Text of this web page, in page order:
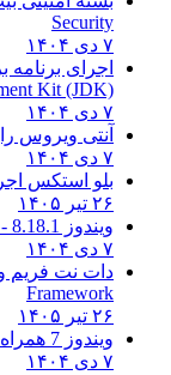
Security
۷ دی ۱۴۰۴
اجرای
Kit (JDK)
۷ دی ۱۴۰۴
آنتی ویروس
۷ دی ۱۴۰۴
بلو استکس
۲۶ تیر ۱۴۰۵
ویندوز 8.1
8.1 - Microsoft Windows 8.1
۷ دی ۱۴۰۴
دات نت فریم
Framework
۲۶ تیر ۱۴۰۵
ویندوز 7 همراه آپدیت 7 SP1
۷ دی ۱۴۰۴